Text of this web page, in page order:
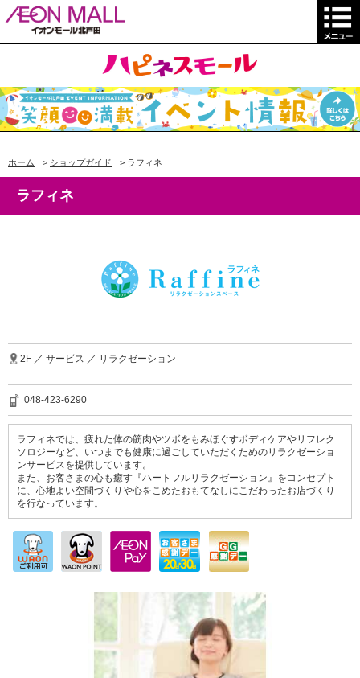
ホーム > ショップガイド > ラフィネ
ラフィネ
2F ／ サービス ／ リラクゼーション
048-423-6290
ラフィネでは、疲れた体の筋肉やツボをもみほぐすボディケアやリフレク
ソロジーなど、いつまでも健康に過ごしていただくためのリラクゼーショ
ンサービスを提供しています。
また、お客さまの心も癒す『ハートフルリラクゼーション』をコンセプト
に、心地よい空間づくりや心をこめたおもてなしにこだわったお店づくり
を行なっています。